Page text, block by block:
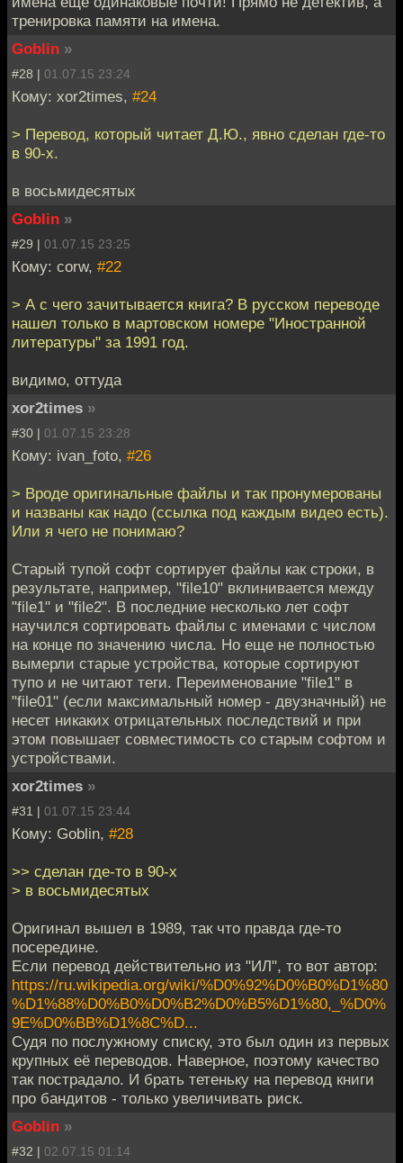
тренировка памяти на имена.
Goblin »
#28 | 01.07.15 23:24
Кому: xor2times, #24
> Перевод, который читает Д.Ю., явно сделан где-то
в 90-х.
в восьмидесятых
Goblin »
#29 | 01.07.15 23:25
Кому: corw, #22
> А с чего зачитывается книга? В русском переводе
нашел только в мартовском номере "Иностранной
литературы" за 1991 год.
видимо, оттуда
xor2times »
#30 | 01.07.15 23:28
Кому: ivan_foto, #26
> Вроде оригинальные файлы и так пронумерованы
и названы как надо (ссылка под каждым видео есть).
Или я чего не понимаю?
Старый тупой софт сортирует файлы как строки, в
результате, например, "file10" вклинивается между
"file1" и "file2". В последние несколько лет софт
научился сортировать файлы с именами с числом
на конце по значению числа. Но еще не полностью
вымерли старые устройства, которые сортируют
тупо и не читают теги. Переименование "file1" в
"file01" (если максимальный номер - двузначный) не
несет никаких отрицательных последствий и при
этом повышает совместимость со старым софтом и
устройствами.
xor2times »
#31 | 01.07.15 23:44
Кому: Goblin, #28
>> сделан где-то в 90-х
> в восьмидесятых
Оригинал вышел в 1989, так что правда где-то
посередине.
Если перевод действительно из "ИЛ", то вот автор:
https://ru.wikipedia.org/wiki/%D0%92%D0%B0%D1%80
%D1%88%D0%B0%D0%B2%D0%B5%D1%80,_%D0%
9E%D0%BB%D1%8C%D...
Судя по послужному списку, это был один из первых
крупных её переводов. Наверное, поэтому качество
так пострадало. И брать тетеньку на перевод книги
про бандитов - только увеличивать риск.
Goblin »
#32 | 02.07.15 01:14